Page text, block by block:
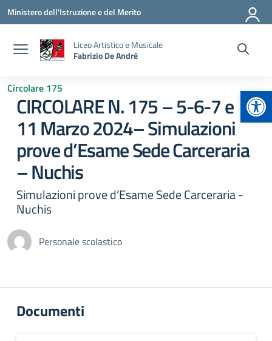
Vai ai contenuti
Vai al menu di navigazione
Vai al footer
Ministero dell'Istruzione e del Merito
Liceo Artistico e Musicale
Fabrizio De Andrè
Circolare 175
CIRCOLARE N. 175 – 5-6-7 e
11 Marzo 2024– Simulazioni
prove d’Esame Sede Carceraria
– Nuchis
Simulazioni prove d’Esame Sede Carceraria -
Nuchis
Personale scolastico
Documenti